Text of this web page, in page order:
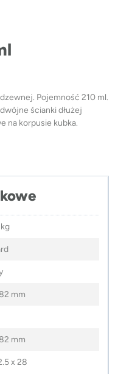
Pojemność 210 ml.
ścianki dłużej
na korpusie kubka.
mm
mm
x 28